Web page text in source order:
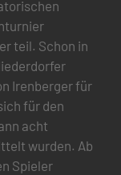
teil. Schon in
Irenberger für
für den
acht
wurden. Ab
Spieler